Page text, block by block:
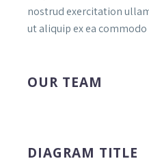
nostrud exercitation
ut aliquip ex ea commodo
OUR TEAM
DIAGRAM TITLE